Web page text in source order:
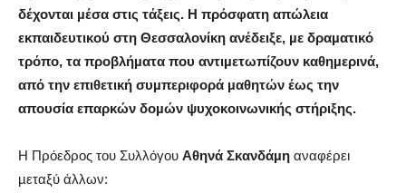
δέχονται µέσα στις τάξεις. Η πρόσφατη απώλεια
εκπαιδευτικού στη Θεσσαλονίκη ανέδειξε, µε δραµατικό
τρόπο, τα προβλήµατα που αντιµετωπίζουν καθηµερινά,
από την επιθετική συµπεριφορά µαθητών έως την
απουσία επαρκών δοµών ψυχοκοινωνικής στήριξης.
Η Πρόεδρος του Συλλόγου Αθηνά Σκανδάµη αναφέρει
µεταξύ άλλων: